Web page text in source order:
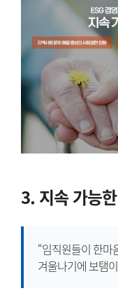
3. 지속 가능
“임직원들이 한마
겨울나기에 보탬